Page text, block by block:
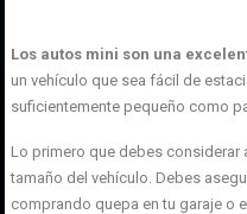
Los autos mini son una
un vehículo que sea fácil de
suficientemente pequeño como
Lo primero que debes considerar
tamaño del vehículo. Debes
comprando quepa en tu garaje o